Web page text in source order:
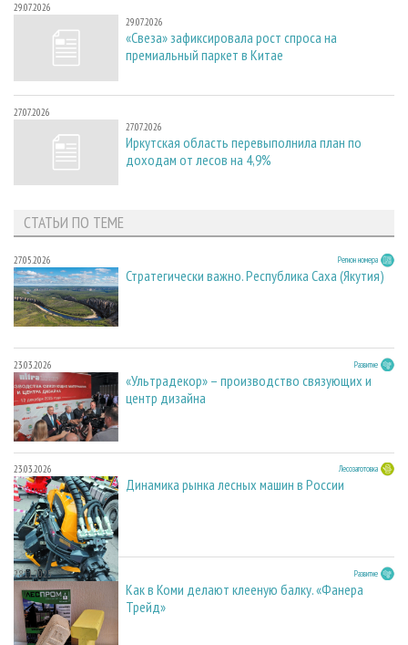
29.07.2026
29.07.2026
«Свеза» зафиксировала рост спроса на
премиальный паркет в Китае
27.07.2026
27.07.2026
Иркутская область перевыполнила план по
доходам от лесов на 4,9%
СТАТЬИ ПО ТЕМЕ
27.05.2026 Регион номера
Стратегически важно. Республика Саха (Якутия)
23.03.2026 Развитие
«Ультрадекор» – производство связующих и
центр дизайна
23.03.2026 Лесозаготовка
Динамика рынка лесных машин в России
28.11.2025 Развитие
Как в Коми делают клееную балку. «Фанера
Трейд»